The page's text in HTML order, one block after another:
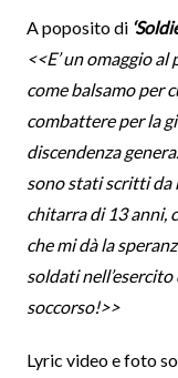
A poposito di
<<E’ un omaggio
come balsamo per
combattere per la
discendenza
sono stati scritti da
chitarra di 13 anni,
che mi dà la
soldati
soccorso!>>
Lyric video e foto